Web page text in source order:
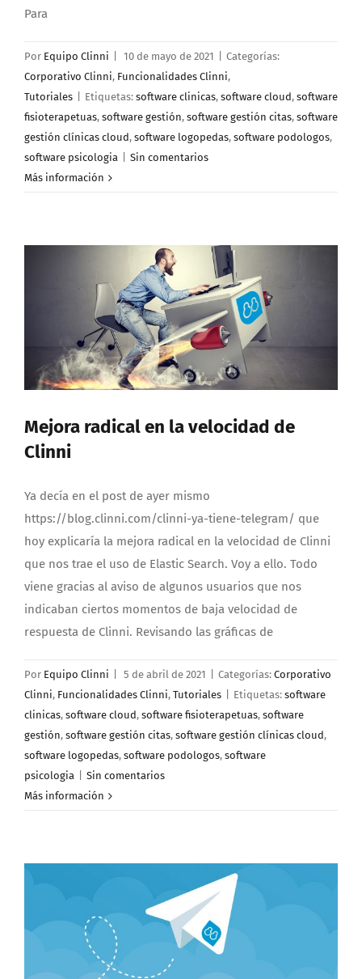
Para
Por Equipo Clinni 10 de mayo de 2021
Categorías:
Corporativo Clinni, Funcionalidades Clinni,
Tutoriales
Etiquetas: software clinicas, software cloud, software
fisioterapetuas, software gestión, software gestión citas, software
gestión clínicas cloud, software logopedas, software podologos,
software psicologia
Sin comentarios
Más información
Mejora radical en la velocidad de
Clinni
Ya decía en el post de ayer mismo
https://blog.clinni.com/clinni-ya-tiene-telegram/ que
hoy explicaría la mejora radical en la velocidad de Clinni
que nos trae el uso de Elastic Search. Voy a ello. Todo
viene gracias al aviso de algunos usuarios que nos
indicaban ciertos momentos de baja velocidad de
respuesta de Clinni. Revisando las gráficas de
Por Equipo Clinni 5 de abril de 2021 Categorías: Corporativo
Clinni, Funcionalidades Clinni, Tutoriales Etiquetas: software
clinicas, software cloud, software fisioterapetuas, software
gestión, software gestión citas, software gestión clínicas cloud,
software logopedas, software podologos, software
psicologia
Sin comentarios
Más información